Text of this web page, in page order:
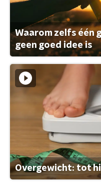
Waarom zelfs één
geen goed idee is
Overgewicht: tot